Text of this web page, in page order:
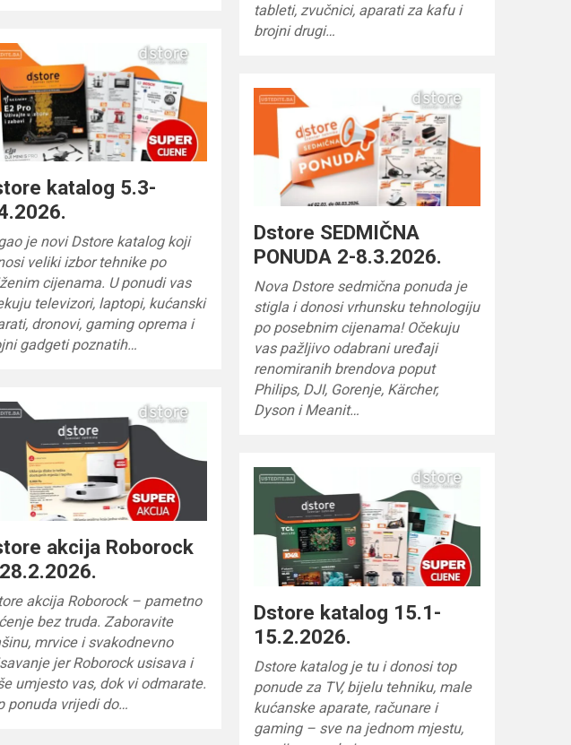
tableti, zvučnici, aparati za kafu i
brojni drugi…
katalog 5.3-
je novi Dstore katalog koji
veliki izbor tehnike po
cijenama. U ponudi vas
televizori, laptopi, kućanski
dronovi, gaming oprema i
gadgeti poznatih…
Dstore SEDMIČNA
PONUDA 2-8.3.2026.
Nova Dstore sedmična ponuda je
stigla i donosi vrhunsku tehnologiju
po posebnim cijenama! Očekuju
vas pažljivo odabrani uređaji
renomiranih brendova poput
Philips, DJI, Gorenje, Kärcher,
Dyson i Meanit…
akcija Roborock
akcija Roborock – pametno
bez truda. Zaboravite
mrvice i svakodnevno
jer Roborock usisava i
umjesto vas, dok vi odmarate.
ponuda vrijedi do…
Dstore katalog 15.1-
15.2.2026.
Dstore katalog je tu i donosi top
ponude za TV, bijelu tehniku, male
kućanske aparate, računare i
gaming – sve na jednom mjestu,